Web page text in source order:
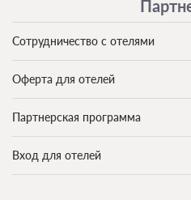
Сотрудничество с отелями
Оферта для отелей
Партнерская программа
Вход для отелей